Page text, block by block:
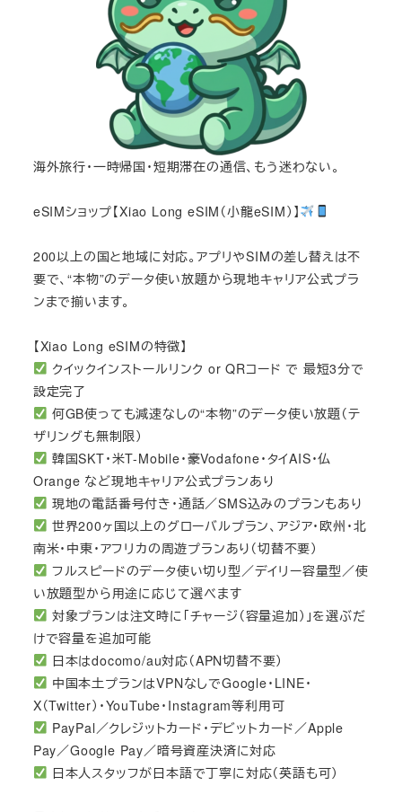
海外旅行・一時帰国・短期滞在の通信、もう迷わない。
eSIMショップ【Xiao Long eSIM（小龍eSIM）】
200以上の国と地域に対応。アプリやSIMの差し替えは不
要で、“本物”のデータ使い放題から現地キャリア公式プラ
ンまで揃います。
【Xiao Long eSIMの特徴】
クイックインストールリンク or QRコード で 最短3分で
設定完了
何GB使っても減速なしの“本物”のデータ使い放題（テ
ザリングも無制限）
韓国SKT・米T-Mobile・豪Vodafone・タイAIS・仏
Orange など現地キャリア公式プランあり
現地の電話番号付き・通話／SMS込みのプランもあり
世界200ヶ国以上のグローバルプラン、アジア・欧州・北
南米・中東・アフリカの周遊プランあり（切替不要）
フルスピードのデータ使い切り型／デイリー容量型／使
い放題型から用途に応じて選べます
対象プランは注文時に「チャージ（容量追加）」を選ぶだ
けで容量を追加可能
日本はdocomo/au対応（APN切替不要）
中国本土プランはVPNなしでGoogle・LINE・
X（Twitter）・YouTube・Instagram等利用可
PayPal／クレジットカード・デビットカード／Apple
Pay／Google Pay／暗号資産決済に対応
日本人スタッフが日本語で丁寧に対応（英語も可）